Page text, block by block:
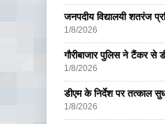
जनपदीय विद्यालयी शतरंज
1/8/2026
गौरीबाजार पुलिस ने टैंकर से
1/8/2026
डीएम के निर्देश पर तत्काल
1/8/2026